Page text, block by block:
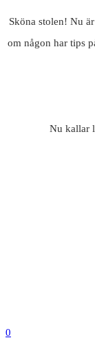
Sköna stolen! Nu
om någon har tips
Nu kallar
0